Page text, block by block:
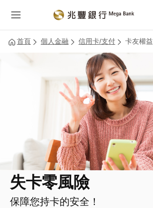
首頁 個人金融 信用卡/支付 卡友權益
失卡零風險
保障您持卡的安全！